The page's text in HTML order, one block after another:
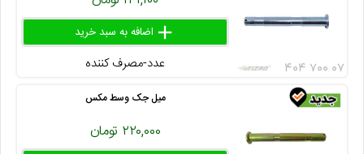
add
عدد-مصرف کننده ۴۰۴ ۷۰۰ ۰۷
میل جک وسط مکس
۲۲۰,۰۰۰ تومان